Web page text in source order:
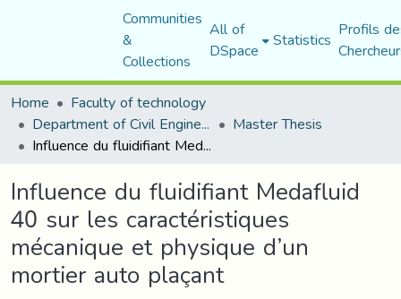
Communities
&
Collections
All of
DSpace Statistics Profils
Home
Faculty of technology
Department of Civil Engineering Master Thesis
Influence du fluidifiant Medafluid 40 sur les caractéristiques mécanique et physique d’un mortier auto plaçant
Influence du fluidifiant Medafluid
40 sur les caractéristiques
mécanique et physique d’un
mortier auto plaçant